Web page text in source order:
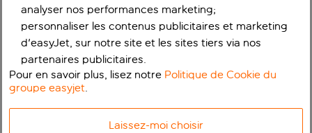
analyser nos performances marketing;
personnaliser les contenus publicitaires et marketing
d'easyJet, sur notre site et les sites tiers via nos
partenaires publicitaires.
Pour en savoir plus, lisez notre Politique de Cookie du
groupe easyjet.
Laissez-moi choisir